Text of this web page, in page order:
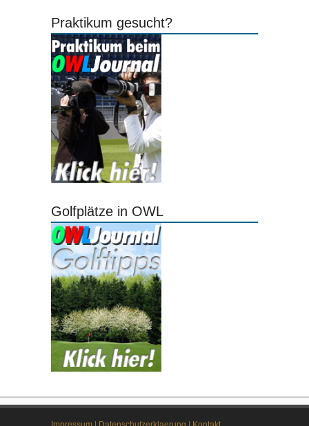
Praktikum gesucht?
Golfplätze in OWL